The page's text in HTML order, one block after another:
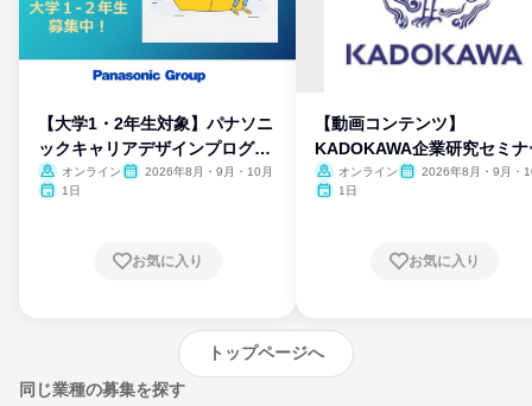
【大学1・2年生対象】パナソニ
ックキャリアデザインプログラ
ム
オンライン
2026年8月・9月・10月
1日
お気に入り
【動画コンテンツ】
KADOKAWA企業研究セミナ
オンライン
2026年8月・9月・
1日
お気に入り
トップページへ
同じ業種の募集を探す